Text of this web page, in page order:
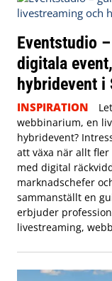
Eventstudio
digitala
hybridevent i
INSPIRATION
webbinarium, en
hybridevent?
att växa när allt
med digital
marknadschefer
sammanställt en
erbjuder
livestreaming,